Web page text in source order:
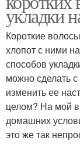
укладки
Короткие
хлопот с ними
способов
можно сделать
изменить ее
целом? На мой
домашних
это же так